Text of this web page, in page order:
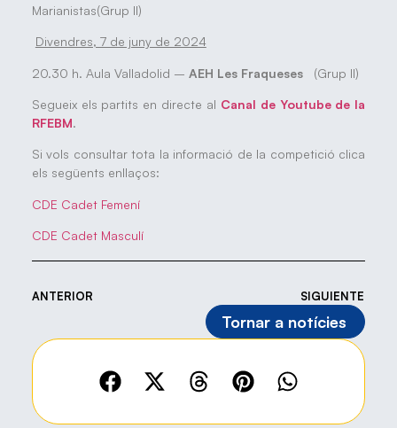
Marianistas(Grup II)
Divendres, 7 de juny de 2024
20.30 h. Aula Valladolid – AEH Les Fraqueses (Grup II)
Segueix els partits en directe al Canal de Youtube de la
RFEBM.
Si vols consultar tota la informació de la competició clica
els següents enllaços:
CDE Cadet Femení
CDE Cadet Masculí
ANTERIOR SIGUIENTE
Tornar a notícies